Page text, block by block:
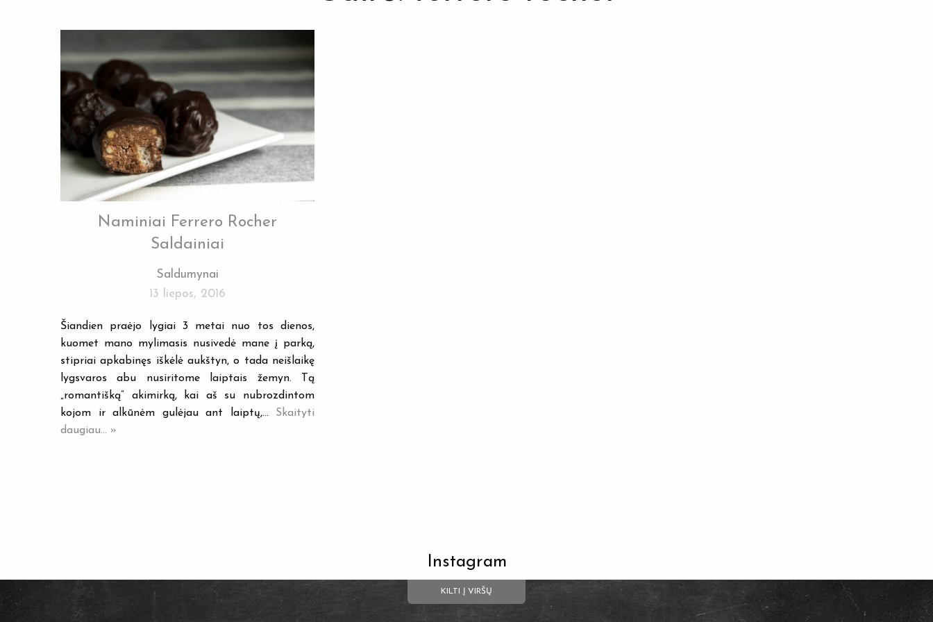
Naminiai Ferrero Rocher
Saldainiai
Saldumynai
13 liepos, 2016
Šiandien praėjo lygiai 3 metai nuo tos dienos,
kuomet mano mylimasis nusivedė mane į parką,
stipriai apkabinęs iškėlė aukštyn, o tada neišlaikę
lygsvaros abu nusiritome laiptais žemyn. Tą
„romantišką” akimirką, kai aš su nubrozdintom
kojom ir alkūnėm gulėjau ant laiptų,… Skaityti
daugiau... »
Instagram
KILTI Į VIRŠŲ